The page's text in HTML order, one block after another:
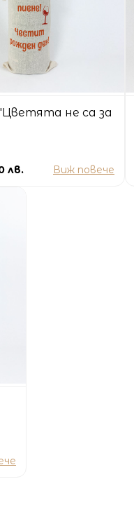
не са за
лв. Виж повече